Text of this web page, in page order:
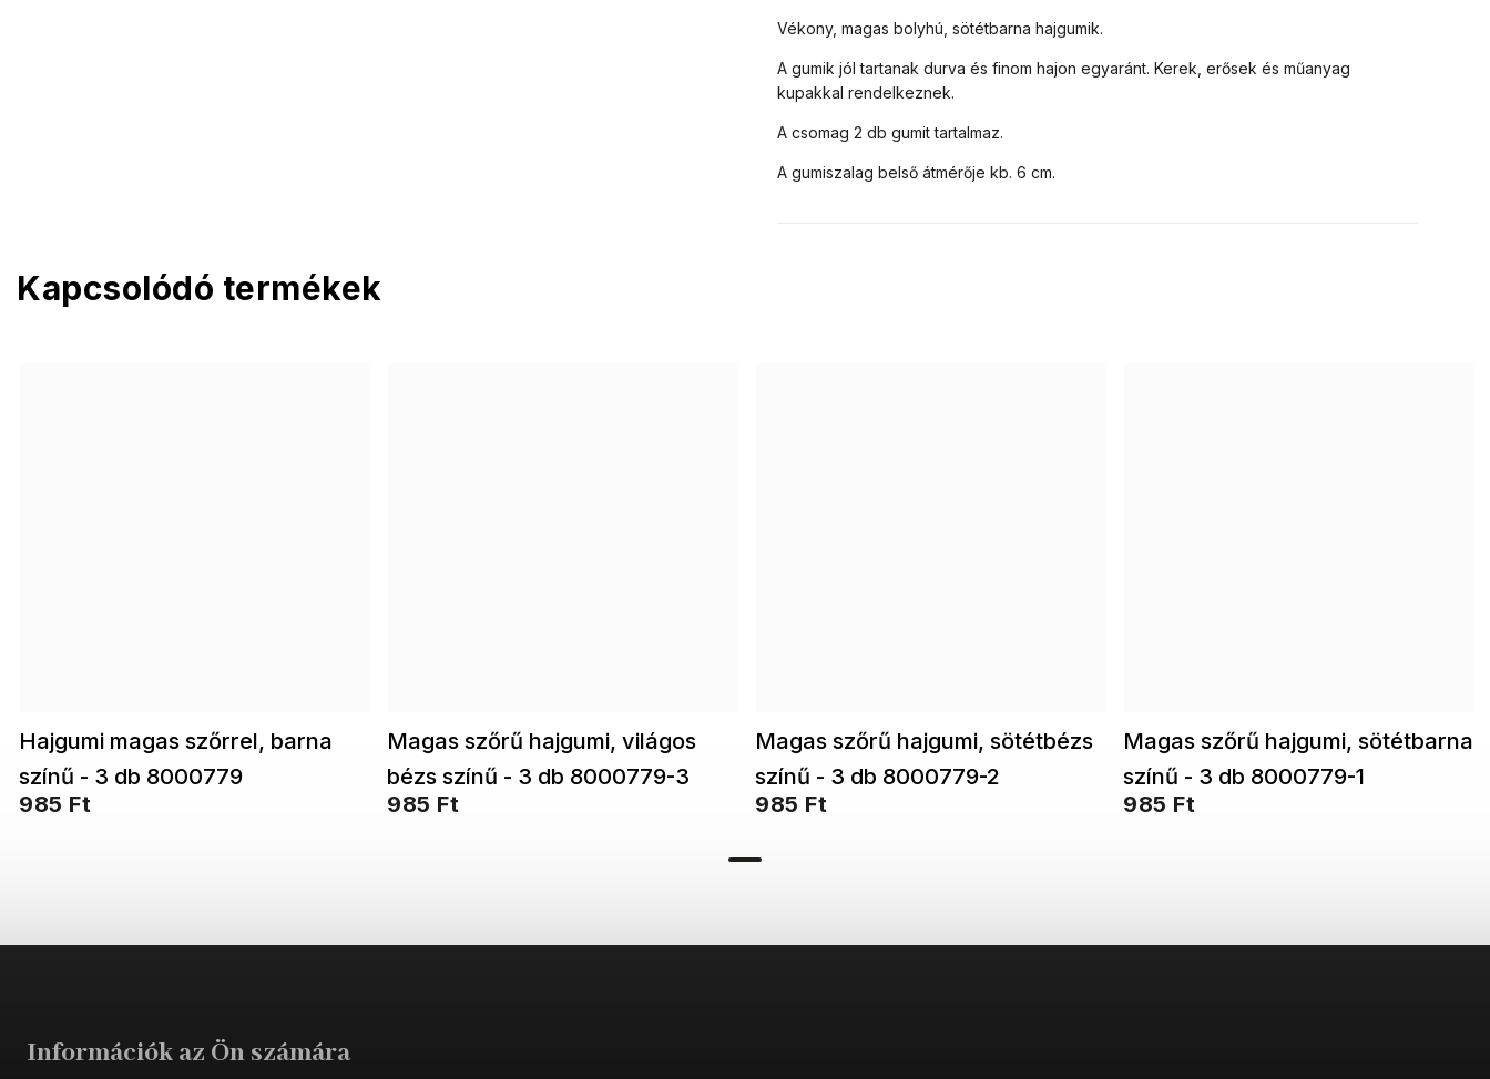
Vékony, magas bolyhú, sötétbarna hajgumik.
A gumik jól tartanak durva és finom hajon egyaránt. Kerek, erősek és műanyag
kupakkal rendelkeznek.
A csomag 2 db gumit tartalmaz.
A gumiszalag belső átmérője kb. 6 cm.
Kapcsolódó termékek
Hajgumi magas szőrrel, barna
színű - 3 db 8000779
985 Ft
Magas szőrű hajgumi, világos
bézs színű - 3 db 8000779-3
985 Ft
Magas szőrű hajgumi, sötétbézs
színű - 3 db 8000779-2
985 Ft
Magas szőrű hajgumi, sötétbarna
színű - 3 db 8000779-1
985 Ft
Információk az Ön számára